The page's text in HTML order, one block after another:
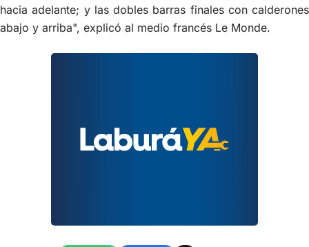
hacia adelante; y las dobles barras finales con calderones
abajo y arriba", explicó al medio francés Le Monde.